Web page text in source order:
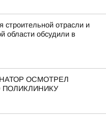
строительной отрасли и
области обсудили в
ОСМОТРЕЛ